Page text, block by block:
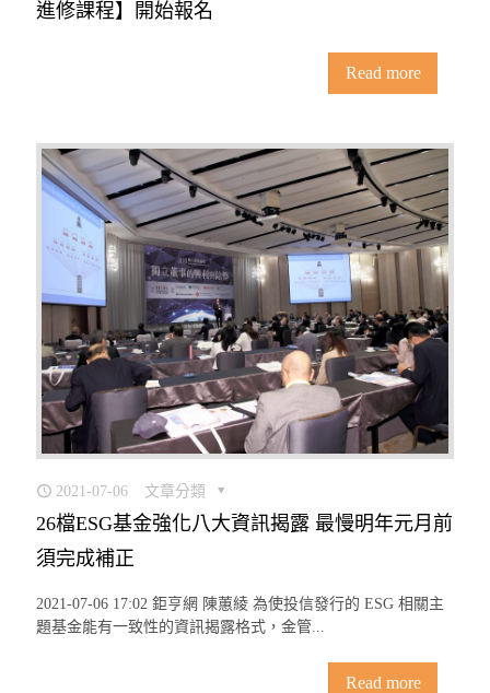
進修課程】開始報名
Read more
2021-07-06 文章分類
26檔ESG基金強化八大資訊揭露 最慢明年元月前
須完成補正
2021-07-06 17:02 鉅亨網 陳蕙綾 為使投信發行的 ESG 相關主
題基金能有一致性的資訊揭露格式，金管...
Read more